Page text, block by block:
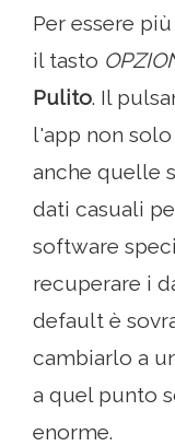
Per essere
il tasto
Pulito. Il
l'app non
anche quelle
dati casuali
software
recuperare i
default è
cambiarlo a
a quel punto
enorme.